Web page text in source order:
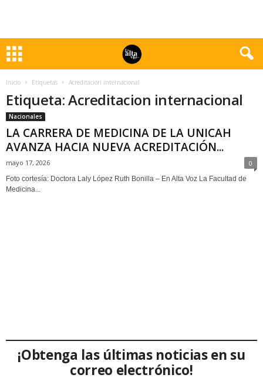
Inicio Etiquetas Acreditacion internacional
Etiqueta: Acreditacion internacional
Nacionales
LA CARRERA DE MEDICINA DE LA UNICAH
AVANZA HACIA NUEVA ACREDITACIÓN...
mayo 17, 2026 0
Foto cortesía: Doctora Laly López Ruth Bonilla – En Alta Voz La Facultad de
Medicina...
¡Obtenga las últimas noticias en su
correo electrónico!